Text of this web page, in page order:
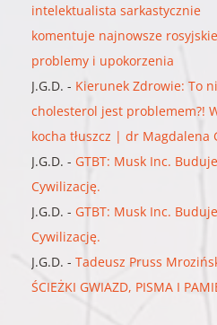
intelektualista sarkastycznie
komentuje najnowsze
problemy i upokorzenia
J.G.D. - Kierunek Zdrowie: To
cholesterol jest problemem?!
kocha tłuszcz | dr Magdalena
J.G.D. - GTBT: Musk Inc.
Cywilizację.
J.G.D. - GTBT: Musk Inc.
Cywilizację.
J.G.D. -Tadeusz Pruss
ŚCIEŻKI GWIAZD, PISMA I